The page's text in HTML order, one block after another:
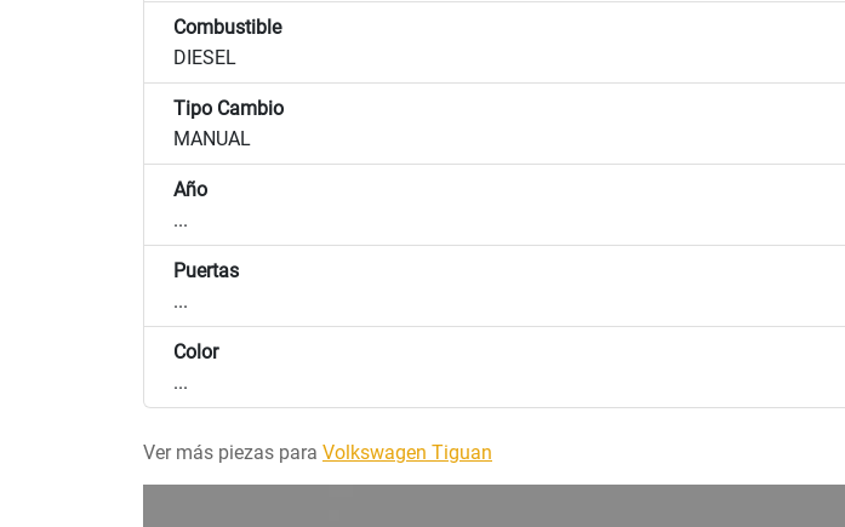
Combustible
DIESEL
Tipo Cambio
MANUAL
Año
...
Puertas
...
Color
...
Ver más piezas para Volkswagen Tiguan